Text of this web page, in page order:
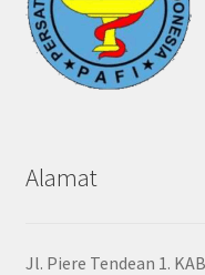
Alamat
Jl. Piere Tendean 1.